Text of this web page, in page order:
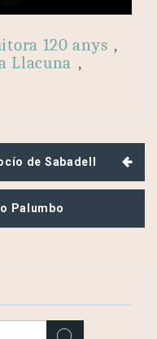
120 anys ,
Llacuna ,
de Sabadell
Palumbo